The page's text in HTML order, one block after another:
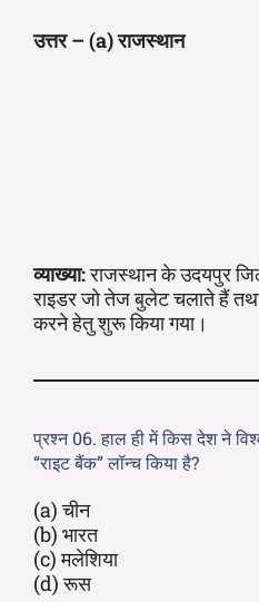
उत्तर – (a) राजस्थान
व्याख्या:राजस्थान के उदयपुर
राइडर जो तेज बुलेट चलाते हैं
करने हेतु शुरू किया गया।
प्रश्न 06. हाल ही में किस देश ने
“राइट बैंक” लॉन्च किया है?
(a) चीन
(b) भारत
(c) मलेशिया
(d) रूस